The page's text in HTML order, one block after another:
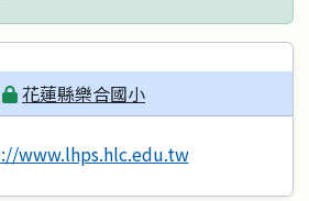
花蓮縣樂合國小
www.lhps.hlc.edu.tw